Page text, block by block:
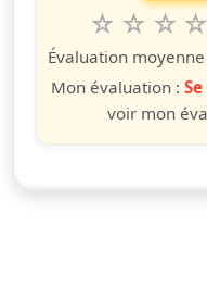
questo 5
4
3
étoiles
2
étoiles
étoile
Évaluation
Mon évaluation :
voir mon